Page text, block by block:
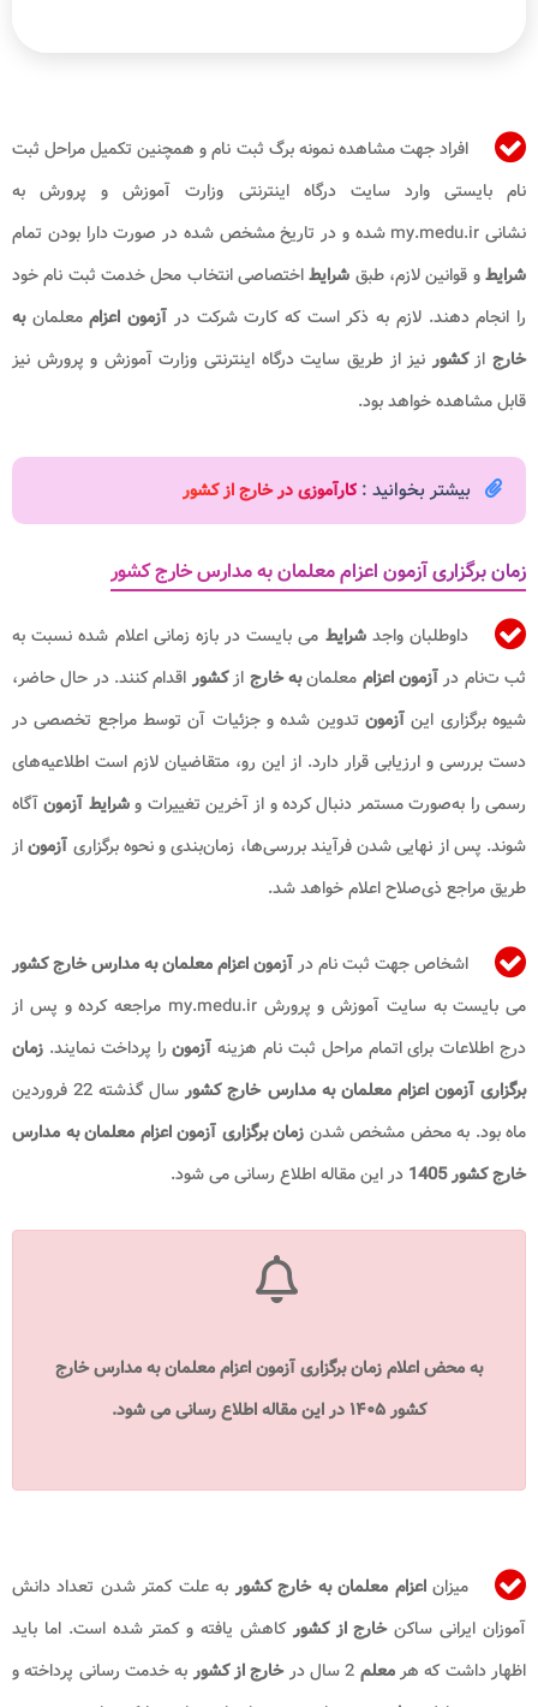
افراد جهت مشاهده نمونه برگ ثبت نام و همچنین تکمیل مراحل ثبت
نام بایستی وارد سایت درگاه اینترنتی وزارت آموزش و پرورش به
نشانی my.medu.ir شده و در تاریخ مشخص شده در صورت دارا بودن تمام
شرایطو قوانین لازم، طبق شرایطاختصاصی انتخاب محل خدمت ثبت نام خود
را انجام دهند. لازم به ذکر است که کارت شرکت در آزمون اعزاممعلمانبه
خارجازکشور نیز از طریق سایت درگاه اینترنتی وزارت آموزش و پرورش نیز
قابل مشاهده خواهد بود.
بیشتر بخوانید : کارآموزی در خارج از کشور
زمان برگزاری آزمون اعزام معلمان به مدارس خارج کشور
داوطلبان واجدشرایط می‌ بایست در بازه زمانی اعلام‌ شده نسبت به
ثب ت‌نام درآزمون اعزام معلمانبه خارج ازکشوراقدام کنند. در حال حاضر،
شیوه برگزاری این آزمون تدوین شده و جزئیات آن توسط مراجع تخصصی در
دست بررسی و ارزیابی قرار دارد. از این‌ رو، متقاضیان لازم است اطلاعیه‌های
رسمی را به‌صورت مستمر دنبال کرده و از آخرین تغییرات وشرایط آزمونآگاه
شوند. پس از نهایی شدن فرآیند بررسی‌ها، زمان‌بندی و نحوه برگزاری آزموناز
طریق مراجع ذی‌صلاح اعلام خواهد شد.
اشخاص جهت ثبت نام درآزمون اعزام معلمان به مدارس خارج کشور
می بایست به سایت آموزش و پرورش my.medu.ir مراجعه کرده و پس از
درج اطلاعات برای اتمام مراحل ثبت نام هزینه آزمون را پرداخت نمایند. زمان
برگزاری آزمون اعزام معلمان به مدارس خارج کشور
سال گذشته 22 فروردین
ماه بود. به محض مشخص شدن زمان برگزاری آزمون اعزام معلمان به مدارس
خارج کشور 1405
در این مقاله اطلاع رسانی می شود.
به محض اعلام زمان برگزاری آزمون اعزام معلمان به مدارس خارج
کشور۱۴۰۵ در این مقاله اطلاع رسانی می شود.
میزاناعزام معلمان به خارج کشور به علت کمتر شدن تعداد دانش
آموزان ایرانی ساکنخارج از کشورکاهش یافته و کمتر شده است. اما باید
اظهار داشت که هرمعلم 2 سال در خارج از کشوربه خدمت رسانی پرداخته و